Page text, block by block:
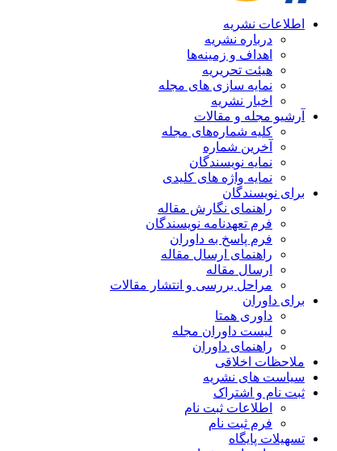
اطلاعات نشریه
درباره نشریه
اهداف و زمینه‌ها
هیئت تحریریه
نمایه سازی های مجله
اخبار نشریه
آرشیو مجله و مقالات
کلیه شماره‌های مجله
آخرین شماره
نمایه نویسندگان
نمایه واژه های کلیدی
برای نویسندگان
راهنمای نگارش مقاله
فرم تعهدنامه نویسندگان
فرم پاسخ به داوران
راهنمای ارسال مقاله
ارسال مقاله
مراحل بررسی و انتشار مقالات
برای داوران
داوری همتا
لیست داوران مجله
راهنمای داوران
ملاحظات اخلاقی
سیاست های نشریه
ثبت نام و اشتراک
اطلاعات ثبت نام
فرم ثبت نام
تسهیلات پایگاه